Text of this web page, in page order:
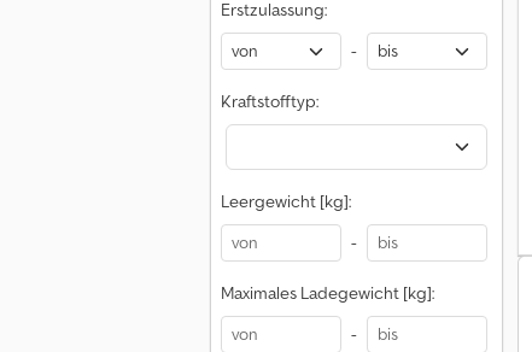
Erstzulassung:
-
Kraftstofftyp:
Leergewicht [kg]:
-
Maximales Ladegewicht [kg]:
-
Spezial-Baumaschinen Unimog Pritschenwagen